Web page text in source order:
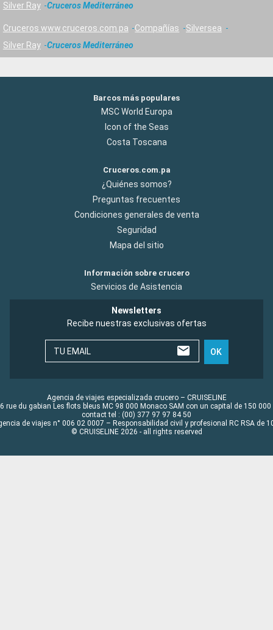
Silver Ray
Cruceros Mediterráneo
Cruceros www.cruceros.com.pa Compañías
Silversea
Silver Ray
Cruceros Mediterráneo
Barcos más populares
MSC World Europa
Icon of the Seas
Costa Toscana
Cruceros.com.pa
¿Quiénes somos?
Preguntas frecuentes
Condiciones generales de venta
Seguridad
Mapa del sitio
Información sobre crucero
Servicios de Asistencia
Newsletters
Recibe nuestras exclusivas ofertas
TU EMAIL OK
Agencia de viajes especializada crucero – CRUISELINE
rue du gabian Les flots bleus MC 98 000 Monaco SAM con un capital de 150 000
contact tel : (00) 377 97 97 84 50
de viajes n° 006 02 0007 – Responsabilidad civil y profesional RC RSA de
© CRUISELINE 2026 - all rights reserved